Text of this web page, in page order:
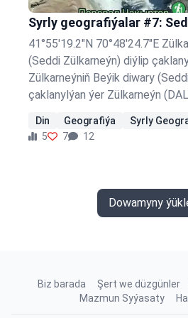
Syrly geografiýalar #7:
41°55'19.2"N 70°48'24.7"E
(Seddi Zülkarneýn) diýlip
Zülkarneýniň Beýik diwary
çaklanylýan ýer Zülkarneýn
Kerimiň Kehf süresinde ady
şahsyýetidir. Onuň ady "iki şahly"
Aleksandr Makedonskiý (Bu
sebäbi Aleksandr gadymy grek
Din Geografiýa Syrly
5
7 12
Dowamyny
Biz barada Şert we düzgünler
Mazmun Syýasaty